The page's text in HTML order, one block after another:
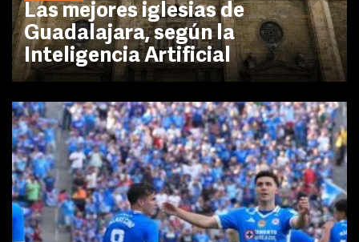
Las mejores iglesias de
Guadalajara, según la
Inteligencia Artificial